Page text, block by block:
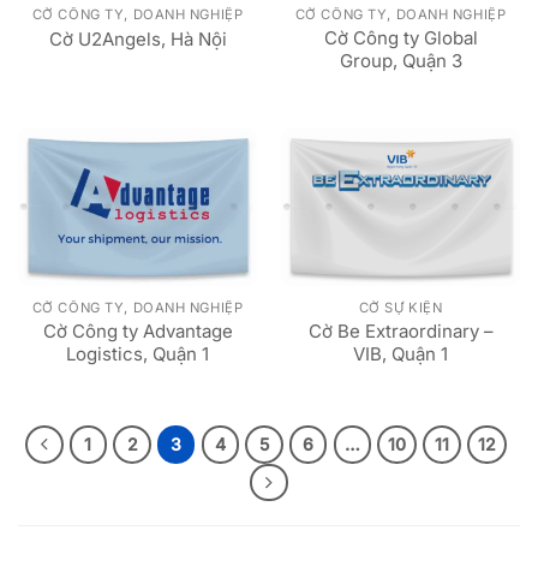
CỜ CÔNG TY, DOANH NGHIỆP
Cờ U2Angels, Hà Nội
CỜ CÔNG TY, DOANH NGHIỆP
Cờ Công ty Global
Group, Quận 3
CỜ CÔNG TY, DOANH NGHIỆP
Cờ Công ty Advantage
Logistics, Quận 1
CỜ SỰ KIỆN
Cờ Be Extraordinary –
VIB, Quận 1
1 2 3 4 5 6 … 10 11 12